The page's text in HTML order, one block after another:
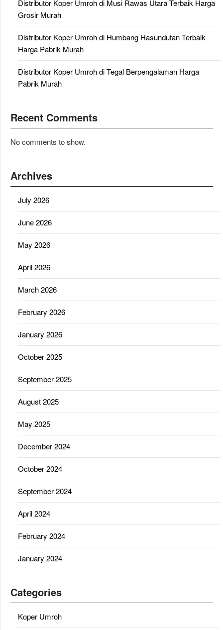
Distributor Koper Umroh di Musi Rawas Utara Terbaik Harga
Grosir Murah
Distributor Koper Umroh di Humbang Hasundutan Terbaik
Harga Pabrik Murah
Distributor Koper Umroh di Tegal Berpengalaman Harga
Pabrik Murah
Recent Comments
No comments to show.
Archives
July 2026
June 2026
May 2026
April 2026
March 2026
February 2026
January 2026
October 2025
September 2025
August 2025
May 2025
December 2024
October 2024
September 2024
April 2024
February 2024
January 2024
Categories
Koper Umroh